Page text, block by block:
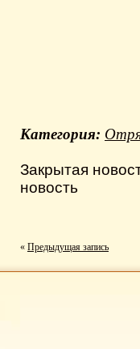
Категория:
Закрытая
новость
« Предыдущая запись